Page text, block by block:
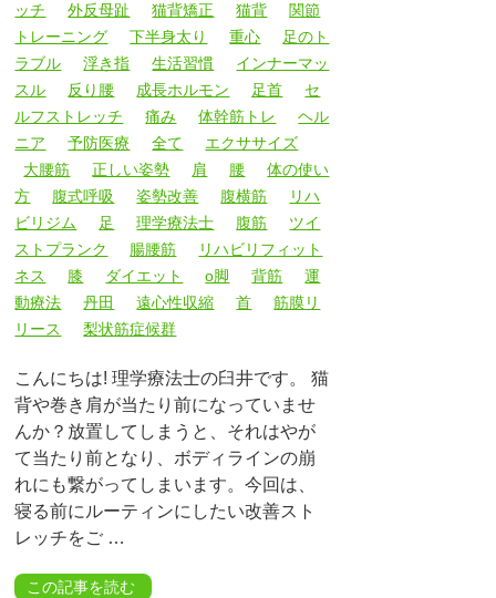
ッチ
外反母趾 猫背矯正 猫背
関節
トレーニング
下半身太り 重心
足のト
ラブル
浮き指 生活習慣
インナーマッ
スル
反り腰 成長ホルモン 足首
セ
ルフストレッチ
痛み 体幹筋トレ
ヘル
ニア
予防医療 全て
エクササイズ
大腰筋
正しい姿勢 肩 腰
体の使い
方
腹式呼吸 姿勢改善 腹横筋
リハ
ビリジム
足 理学療法士 腹筋
ツイ
ストプランク
腸腰筋
リハビリフィット
ネス
膝 ダイエット o脚 背筋
運
動療法
丹田 遠心性収縮 首
筋膜リ
リース
梨状筋症候群
こんにちは! 理学療法士の臼井です。 猫
背や巻き肩が当たり前になっていませ
んか？放置してしまうと、それはやが
て当たり前となり、ボディラインの崩
れにも繋がってしまいます。今回は、
寝る前にルーティンにしたい改善スト
レッチをご …
この記事を読む